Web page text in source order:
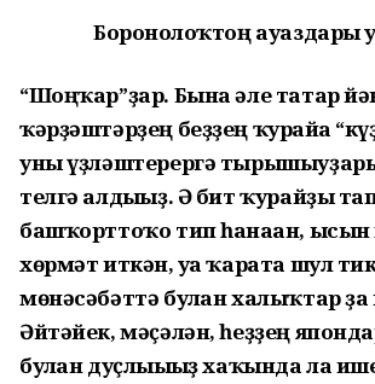
Боронғолоҡтоң ауаздары
“Шоңҡар”ҙар. Бына әле татар
ҡәрҙәштәрҙең беҙҙең ҡурайға
уны үҙләштерергә
телгә алдығыҙ. Ә бит ҡурайҙы
башҡорттоҡо тип һанаған, ысын
хөрмәт иткән, уға ҡарата шул
мөнәсәбәттә булған халыҡтар
Әйтәйек, мәҫәлән, һеҙҙең
булған дуҫлығығыҙ хаҡында ла